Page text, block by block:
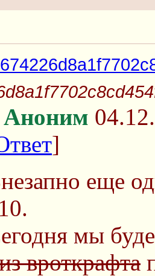
Аноним
]
еще
мы
вроткрафта